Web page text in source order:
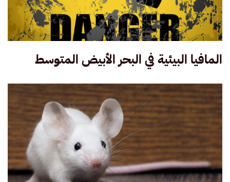
المافيا البيئية في البحر الأبيض المتوسط